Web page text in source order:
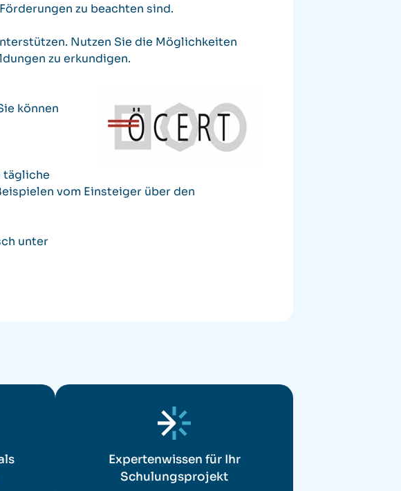
zu beachten sind.
Nutzen Sie die Möglichkeiten
zu erkundigen.
können
tägliche
vom Einsteiger über den
unter
Expertenwissen für Ihr
Schulungsprojekt